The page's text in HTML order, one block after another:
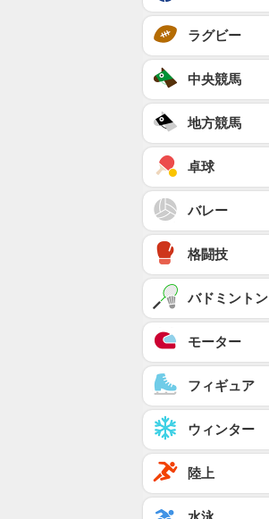
ラグビー
中央競馬
地方競馬
卓球
バレー
格闘技
バドミントン
モーター
フィギュア
ウィンター
陸上